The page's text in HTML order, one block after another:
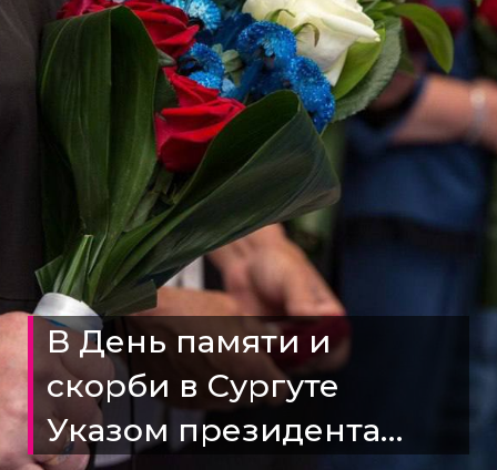
В День памяти и
скорби в Сургуте
Указом президента